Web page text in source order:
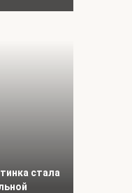
стала